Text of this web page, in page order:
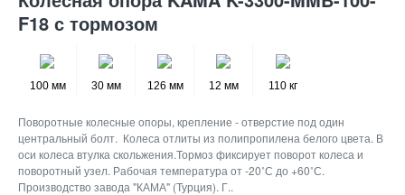
F18 с тормозом
100 мм 30 мм 126 мм 12 мм 110 кг
Поворотные колесные опоры, крепление - отверстие под один
центральный болт. Колеса отлиты из полипропилена белого цвета. В
оси колеса втулка скольжения.Тормоз фиксирует поворот колеса и
поворотный узел. Рабочая температура от -20˚С до +60˚С.
Производство завода "КАМА" (Турция). Г..